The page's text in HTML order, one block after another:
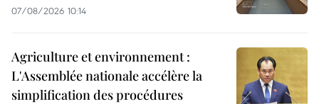
07/08/2026 10:14
Agriculture et environnement :
L'Assemblée nationale accélère la
simplification des procédures